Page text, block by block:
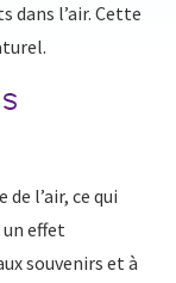
dans l’air. Cette
l’air, ce qui
effet
souvenirs et à